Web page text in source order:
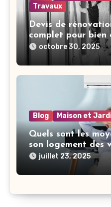
Travaux
Devis de
complet pour bien
gérer vos travaux
octobre 30, 2025
Blog Maison et
Quels sont les
son logement des
et quand recourir
juillet 23, 2025